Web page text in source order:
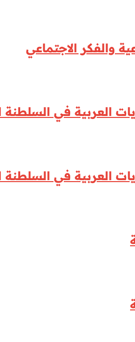
والفكر الاجتماعي
العربية في السلطنة
العربية في السلطنة